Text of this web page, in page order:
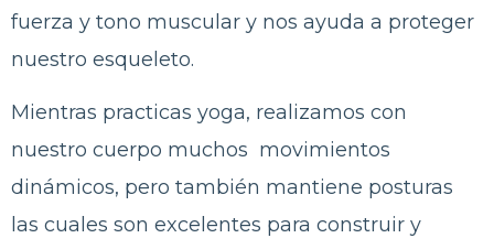
fuerza y tono muscular y nos ayuda a proteger
nuestro esqueleto.
Mientras practicas yoga, realizamos con
nuestro cuerpo muchos movimientos
dinámicos, pero también mantiene posturas
las cuales son excelentes para construir y